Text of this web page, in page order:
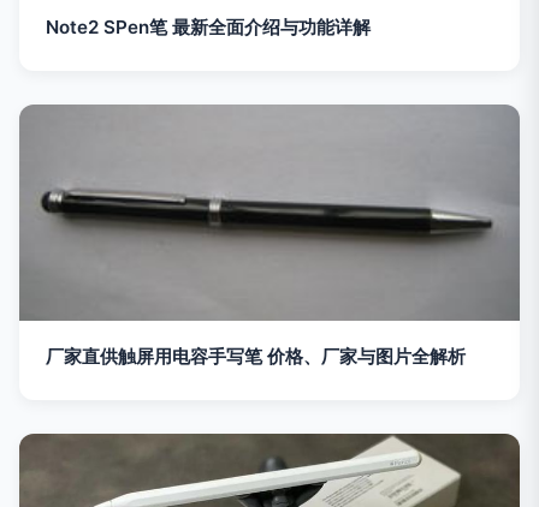
Note2 SPen笔 最新全面介绍与功能详解
厂家直供触屏用电容手写笔 价格、厂家与图片全解析